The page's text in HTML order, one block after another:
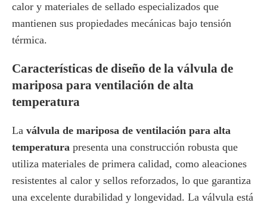
calor y materiales de sellado especializados que
mantienen sus propiedades mecánicas bajo tensión
térmica.
Características de diseño de la válvula de
mariposa para ventilación de alta
temperatura
La válvula de mariposa de ventilación para alta
temperatura presenta una construcción robusta que
utiliza materiales de primera calidad, como aleaciones
resistentes al calor y sellos reforzados, lo que garantiza
una excelente durabilidad y longevidad. La válvula está